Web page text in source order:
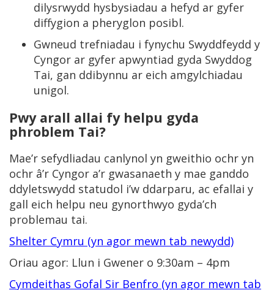
dilysrwydd hysbysiadau a hefyd ar gyfer
diffygion a pheryglon posibl.
Gwneud trefniadau i fynychu Swyddfeydd y
Cyngor ar gyfer apwyntiad gyda Swyddog
Tai, gan ddibynnu ar eich amgylchiadau
unigol.
Pwy arall allai fy helpu gyda
phroblem Tai?
Mae’r sefydliadau canlynol yn gweithio ochr yn
ochr â’r Cyngor a’r gwasanaeth y mae ganddo
ddyletswydd statudol i’w ddarparu, ac efallai y
gall eich helpu neu gynorthwyo gyda’ch
problemau tai.
Shelter Cymru (yn agor mewn tab newydd)
Oriau agor: Llun i Gwener o 9:30am – 4pm
Cymdeithas Gofal Sir Benfro (yn agor mewn tab